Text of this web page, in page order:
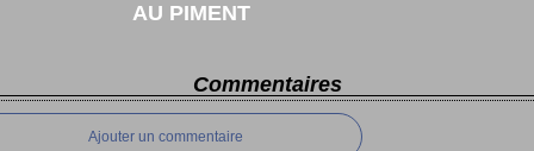
AU PIMENT
Commentaires
Ajouter un commentaire